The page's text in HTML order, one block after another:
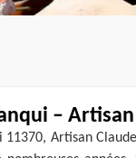
–
11370, Artisan